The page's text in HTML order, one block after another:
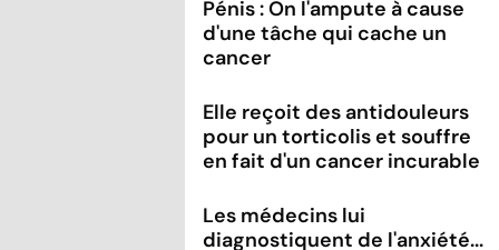
Pénis : On l'ampute à cause
d'une tâche qui cache un
cancer
Elle reçoit des antidouleurs
pour un torticolis et souffre
en fait d'un cancer incurable
Les médecins lui
diagnostiquent de l'anxiété...